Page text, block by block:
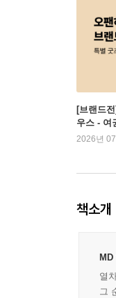
[브랜드
우스 - 여
2026년
책소개
MD
열
그